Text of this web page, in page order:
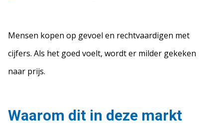
Mensen kopen op gevoel en rechtvaardigen met
cijfers. Als het goed voelt, wordt er milder gekeken
naar prijs.
Waarom dit in deze markt